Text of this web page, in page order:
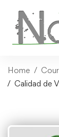
Home
Calidad de